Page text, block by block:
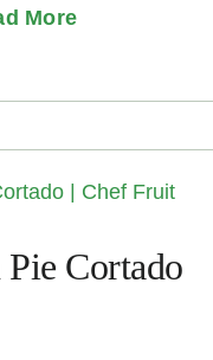
More
Cortado